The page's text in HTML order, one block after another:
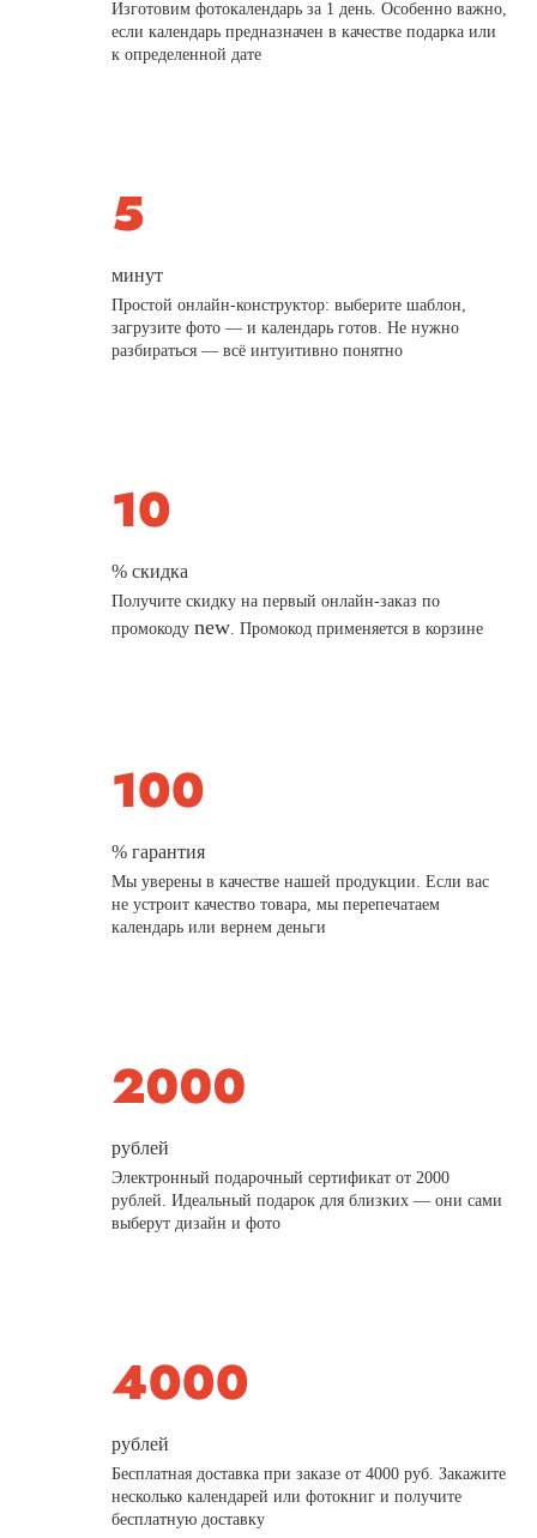
Изготовим фотокалендарь за 1 день. Особенно важно,
если календарь предназначен в качестве подарка или
к определенной дате
минут
Простой онлайн-конструктор: выберите шаблон,
загрузите фото — и календарь готов. Не нужно
разбираться — всё интуитивно понятно
% скидка
Получите скидку на первый онлайн-заказ по
промокодуnew. Промокод применяется в корзине
% гарантия
Мы уверены в качестве нашей продукции. Если вас
не устроит качество товара, мы перепечатаем
календарь или вернем деньги
рублей
Электронный подарочный сертификат от 2000
рублей. Идеальный подарок для близких — они сами
выберут дизайн и фото
рублей
Бесплатная доставка при заказе от 4000 руб. Закажите
несколько календарей или фотокниг и получите
бесплатную доставку